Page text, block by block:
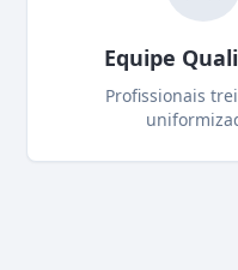
Equipe
Profissionais